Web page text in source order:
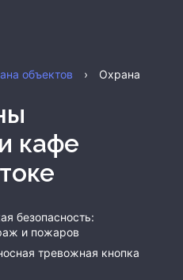
объектов ›
Охрана
кафе
безопасность:
и пожаров
тревожная кнопка